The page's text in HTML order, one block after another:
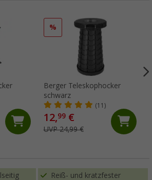
%
Berger Teleskophocker
schwarz
(11)
12,99€
UVP 24,99 €
Reiß- und kratzfester